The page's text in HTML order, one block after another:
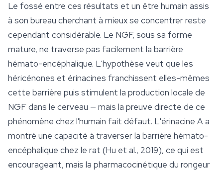
Le fossé entre ces résultats et un être humain assis
à son bureau cherchant à mieux se concentrer reste
cependant considérable. Le NGF, sous sa forme
mature, ne traverse pas facilement la barrière
hémato-encéphalique. L'hypothèse veut que les
héricénones et érinacines franchissent elles-mêmes
cette barrière puis stimulent la production locale de
NGF dans le cerveau — mais la preuve directe de ce
phénomène chez l'humain fait défaut. L'érinacine A a
montré une capacité à traverser la barrière hémato-
encéphalique chez le rat (Hu et al., 2019), ce qui est
encourageant, mais la pharmacocinétique du rongeur